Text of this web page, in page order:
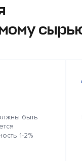
быть
1-2%